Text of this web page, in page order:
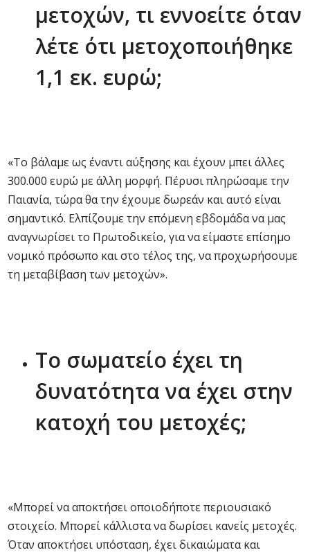
μετοχών, τι εννοείτε όταν
λέτε ότι μετοχοποιήθηκε
1,1 εκ. ευρώ;
«Το βάλαμε ως έναντι αύξησης και έχουν μπει άλλες
300.000 ευρώ με άλλη μορφή. Πέρυσι πληρώσαμε την
Παιανία, τώρα θα την έχουμε δωρεάν και αυτό είναι
σημαντικό. Ελπίζουμε την επόμενη εβδομάδα να μας
αναγνωρίσει το Πρωτοδικείο, για να είμαστε επίσημο
νομικό πρόσωπο και στο τέλος της, να προχωρήσουμε
τη μεταβίβαση των μετοχών».
Το σωματείο έχει τη
δυνατότητα να έχει στην
κατοχή του μετοχές;
«Μπορεί να αποκτήσει οποιοδήποτε περιουσιακό
στοιχείο. Μπορεί κάλλιστα να δωρίσει κανείς μετοχές.
Όταν αποκτήσει υπόσταση, έχει δικαιώματα και